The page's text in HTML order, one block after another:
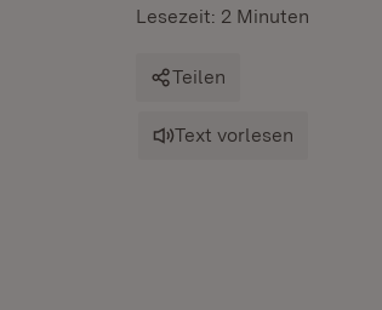
Lesezeit: 2 Minuten
Teilen
Text vorlesen